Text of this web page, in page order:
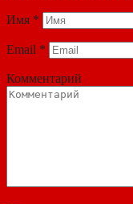
Имя *
Email *
Комментарий